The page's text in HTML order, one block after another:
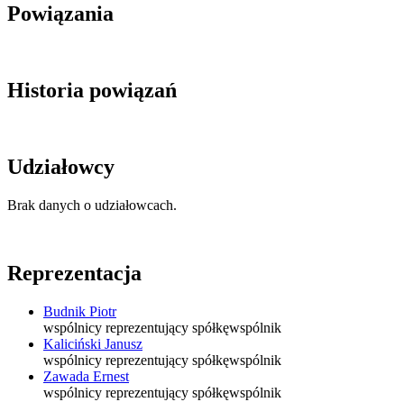
Powiązania
Historia powiązań
Udziałowcy
Brak danych o udziałowcach.
Reprezentacja
Budnik Piotr
wspólnicy reprezentujący spółkęwspólnik
Kaliciński Janusz
wspólnicy reprezentujący spółkęwspólnik
Zawada Ernest
wspólnicy reprezentujący spółkęwspólnik